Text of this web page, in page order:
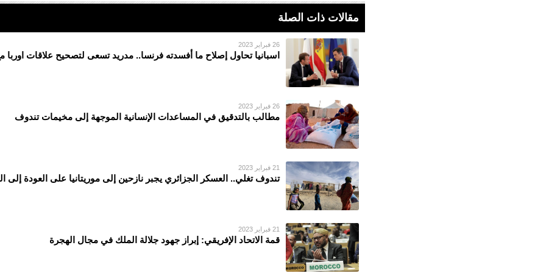
مقالات ذات الصلة
26 فبراير 2023
اسبانيا تحاول إصلاح ما أفسدته فرنسا.. مدريد تسعى لتصحيح علاقات اوربا
26 فبراير 2023
مطالب بالتدقيق في المساعدات الإنسانية الموجهة إلى مخيمات تندوف
21 فبراير 2023
تندوف تغلي.. العسكر الجزائري يجبر نازحين إلى موريتانيا على العودة إلى
21 فبراير 2023
قمة الاتحاد الإفريقي: إبراز جهود جلالة الملك في مجال الهجرة